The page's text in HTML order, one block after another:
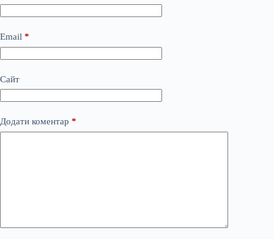
Email *
Сайт
Додати коментар *